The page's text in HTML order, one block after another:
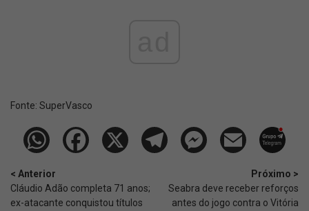
Fonte: SuperVasco‎‎‎‎‎‎
< Anterior
Cláudio Adão completa 71 anos;
ex-atacante conquistou títulos
Próximo >
Seabra deve receber reforços
antes do jogo contra o Vitória